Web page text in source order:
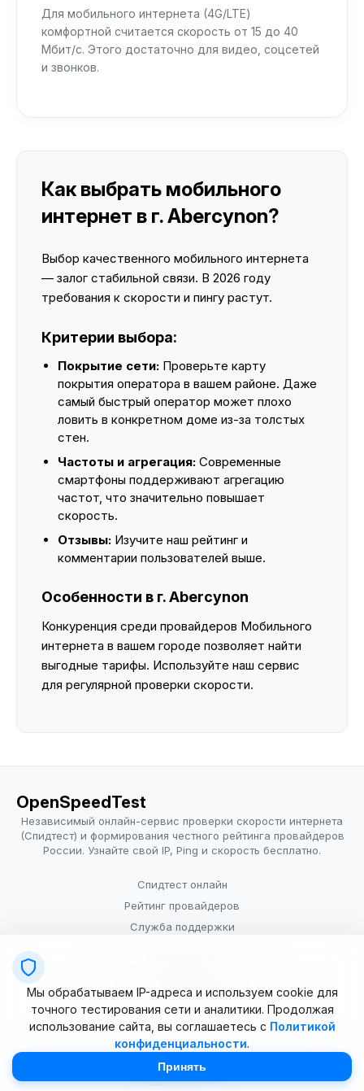
Для мобильного интернета (4G/LTE)
комфортной считается скорость от 15 до 40
Мбит/с. Этого достаточно для видео, соцсетей
и звонков.
Как выбрать мобильного
интернет в г. Abercynon?
Выбор качественного мобильного интернета
— залог стабильной связи. В 2026 году
требования к скорости и пингу растут.
Критерии выбора:
Покрытие сети: Проверьте карту
покрытия оператора в вашем районе. Даже
самый быстрый оператор может плохо
ловить в конкретном доме из-за толстых
стен.
Частоты и агрегация: Современные
смартфоны поддерживают агрегацию
частот, что значительно повышает
скорость.
Отзывы: Изучите наш рейтинг и
комментарии пользователей выше.
Особенности в г. Abercynon
Конкуренция среди провайдеров Мобильного
интернета в вашем городе позволяет найти
выгодные тарифы. Используйте наш сервис
для регулярной проверки скорости.
OpenSpeedTest
Независимый онлайн-сервис проверки скорости интернета
(Спидтест) и формирования честного рейтинга провайдеров
России. Узнайте свой IP, Ping и скорость бесплатно.
Спидтест онлайн
Рейтинг провайдеров
Служба поддержки
Условия использования
© 2025–2026 OpenSpeedTest (ИП Долматова В.В.). Все права
Мы обрабатываем IP-адреса и используем cookie для
точного тестирования сети и аналитики. Продолжая
использование сайта, вы соглашаетесь с Политикой
конфиденциальности.
Принять